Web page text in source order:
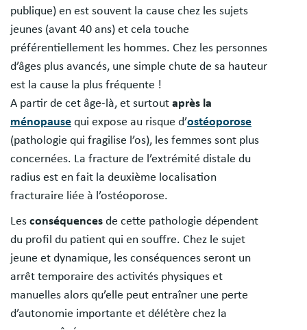
publique) en est souvent la cause chez les sujets
jeunes (avant 40 ans) et cela touche
préférentiellement les hommes. Chez les personnes
d’âges plus avancés, une simple chute de sa hauteur
est la cause la plus fréquente !
A partir de cet âge-là, et surtout après la
ménopause qui expose au risque d’ostéoporose
(pathologie qui fragilise l’os), les femmes sont plus
concernées. La fracture de l’extrémité distale du
radius est en fait la deuxième localisation
fracturaire liée à l’ostéoporose.
Les conséquences de cette pathologie dépendent
du profil du patient qui en souffre. Chez le sujet
jeune et dynamique, les conséquences seront un
arrêt temporaire des activités physiques et
manuelles alors qu’elle peut entraîner une perte
d’autonomie importante et délétère chez la